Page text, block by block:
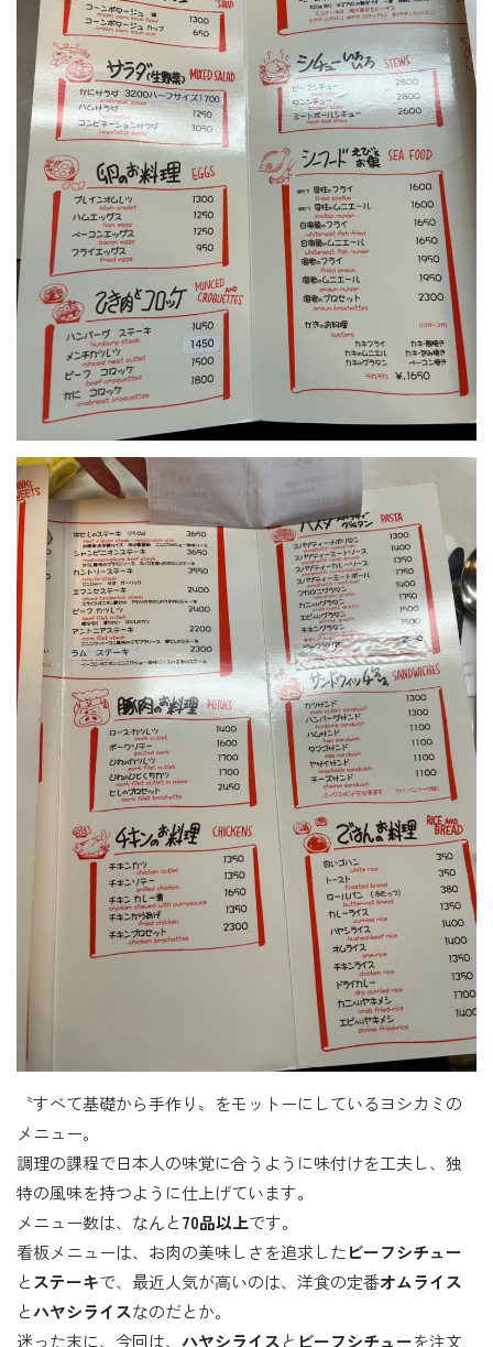
〝すべて基礎から手作り〟をモットーにしているヨシカミの
メニュー。
調理の課程で日本人の味覚に合うように味付けを工夫し、独
特の風味を持つように仕上げています。
メニュー数は、なんと70品以上です。
看板メニューは、お肉の美味しさを追求したビーフシチュー
とステーキで、最近人気が高いのは、洋食の定番オムライス
とハヤシライスなのだとか。
迷った末に、今回は、 ハヤシライスと ビーフシチューを注文